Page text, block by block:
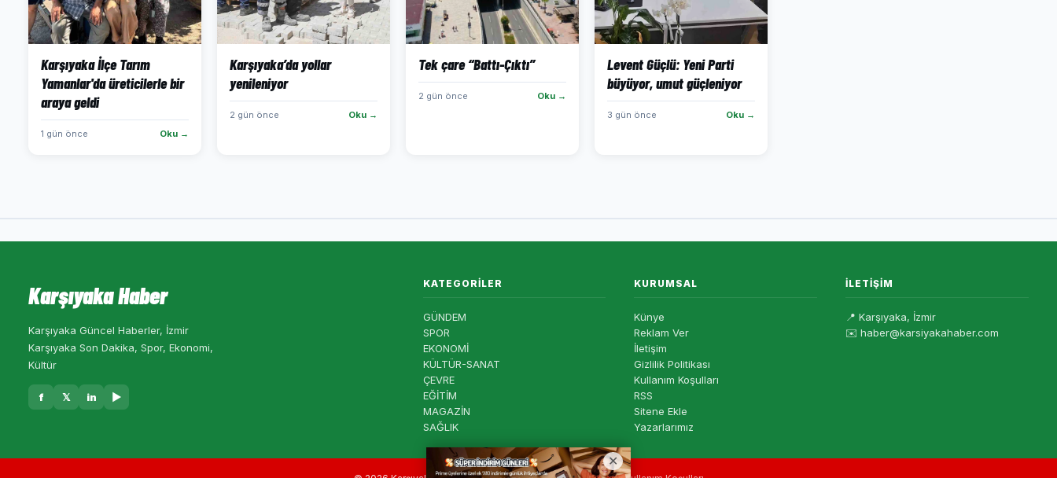
Karşıyaka İlçe Tarım
Yamanlar'da üreticilerle bir
araya geldi
1 gün önce Oku →
Karşıyaka’da yollar
yenileniyor
2 gün önce Oku →
Tek çare “Battı-Çıktı”
2 gün önce Oku →
Levent Güçlü: Yeni Parti
büyüyor, umut güçleniyor
3 gün önce Oku →
Karşıyaka Haber
Karşıyaka Güncel Haberler, İzmir
Karşıyaka Son Dakika, Spor, Ekonomi,
Kültür
f 𝕏 in ▶
KATEGORILER
GÜNDEM
SPOR
EKONOMİ
KÜLTÜR-SANAT
ÇEVRE
EĞİTİM
MAGAZİN
SAĞLIK
KURUMSAL
Künye
Reklam Ver
İletişim
Gizlilik Politikası
Kullanım Koşulları
RSS
Sitene Ekle
Yazarlarımız
İLETIŞIM
📍 Karşıyaka, İzmir
✉️ haber@karsiyakahaber.com